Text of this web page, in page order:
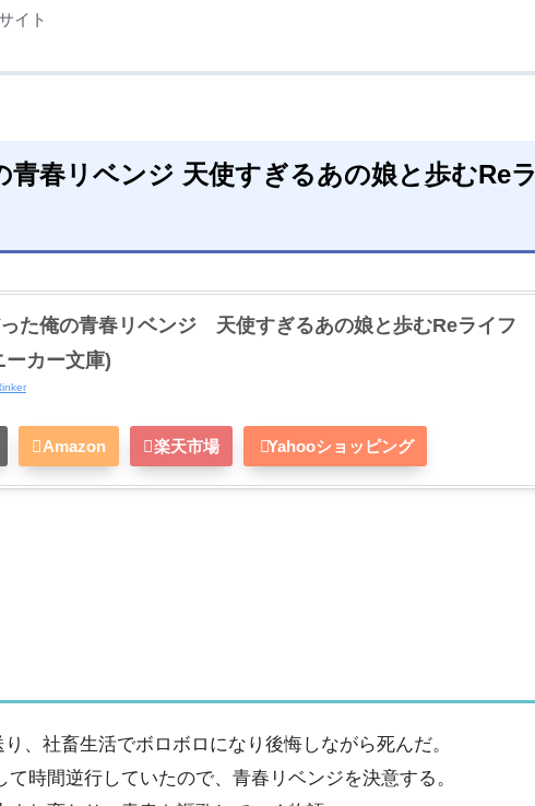
イト
青春リベンジ 天使すぎるあの娘と歩むReラ
た俺の青春リベンジ 天使すぎるあの娘と歩むReライフ
ーカー文庫)
Amazon 楽天市場 Yahooショッピング
、社畜生活でボロボロになり後悔しながら死んだ。
て時間逆行していたので、青春リベンジを決意する。